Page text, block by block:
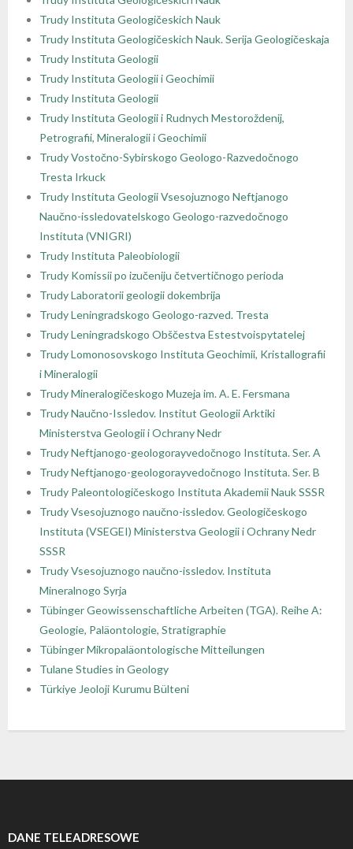
Trudy Instituta Geologičeskich Nauk
Trudy Instituta Geologičeskich Nauk. Serija Geologičeskaja
Trudy Instituta Geologii
Trudy Instituta Geologii i Geochimii
Trudy Instituta Geologii
Trudy Instituta Geologii i Rudnych Mestoroždenij,
Petrografii, Mineralogii i Geochimii
Trudy Vostočno-Sybirskogo Geologo-Razvedočnogo
Tresta Irkuck
Trudy Instituta Geologii Vsesojuznogo Neftjanogo
Naučno-issledovatelskogo Geologo-razvedočnogo
Instituta (VNIGRI)
Trudy Instituta Paleobiologii
Trudy Komissii po izučeniju četvertičnogo perioda
Trudy Laboratorii geologii dokembrija
Trudy Leningradskogo Geologo-razved. Tresta
Trudy Leningradskogo Obščestva Estestvoispytatelej
Trudy Lomonosovskogo Instituta Geochimii, Kristallografii
i Mineralogii
Trudy Mineralogičeskogo Muzeja im. A. E. Fersmana
Trudy Naučno-Issledov. Institut Geologii Arktiki
Ministerstva Geologii i Ochrany Nedr
Trudy Neftjanogo-geologorayvedočnogo Instituta. Ser. A
Trudy Neftjanogo-geologorayvedočnogo Instituta. Ser. B
Trudy Paleontologičeskogo Instituta Akademii Nauk SSSR
Trudy Vsesojuznogo naučno-issledov. Geologičeskogo
Instituta (VSEGEI) Ministerstva Geologii i Ochrany Nedr
SSSR
Trudy Vsesojuznogo naučno-issledov. Instituta
Mineralnogo Syrja
Tübinger Geowissenschaftliche Arbeiten (TGA). Reihe A:
Geologie, Paläontologie, Stratigraphie
Tübinger Mikropaläontologische Mitteilungen
Tulane Studies in Geology
Türkiye Jeoloji Kurumu Bülteni
DANE TELEADRESOWE